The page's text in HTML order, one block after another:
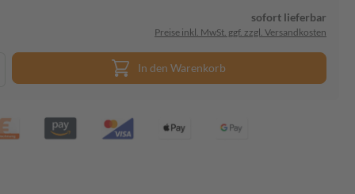
sofort lieferbar
Preise inkl. MwSt. ggf. zzgl. Versandkosten
In den Warenkorb